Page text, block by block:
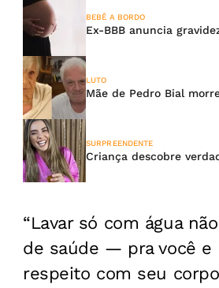
BEBÊ A BORDO
Ex-BBB anuncia
LUTO
Mãe de Pedro Bial
SURPREENDENTE
Criança descobre
“Lavar só com água
de saúde — pra você e
respeito com seu